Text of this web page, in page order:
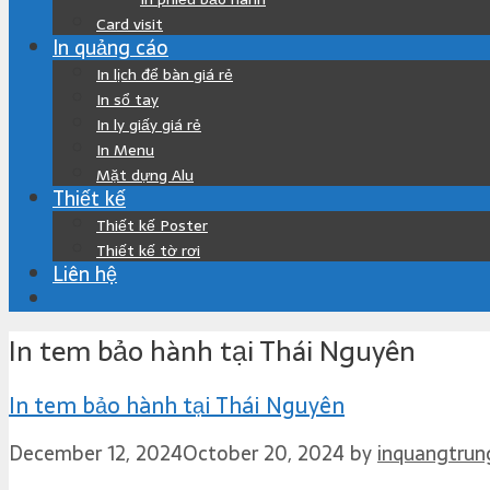
Card visit
In quảng cáo
In lịch để bàn giá rẻ
In sổ tay
In ly giấy giá rẻ
In Menu
Mặt dựng Alu
Thiết kế
Thiết kế Poster
Thiết kế tờ rơi
Liên hệ
In tem bảo hành tại Thái Nguyên
In tem bảo hành tại Thái Nguyên
December 12, 2024October 20, 2024 by